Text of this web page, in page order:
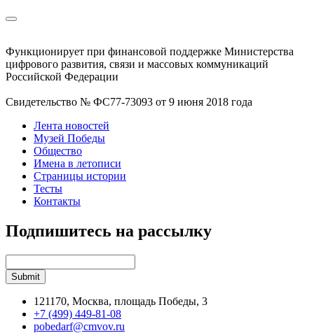
Функционирует при финансовой поддержке Министерства
цифрового развития, связи и массовых коммуникаций
Российской Федерации
Свидетельство № ФС77-73093 от 9 июня 2018 года
Лента новостей
Музей Победы
Общество
Имена в летописи
Страницы истории
Тесты
Контакты
Подпишитесь на рассылку
121170, Москва, площадь Победы, 3
+7 (499) 449-81-08
pobedarf@cmvov.ru